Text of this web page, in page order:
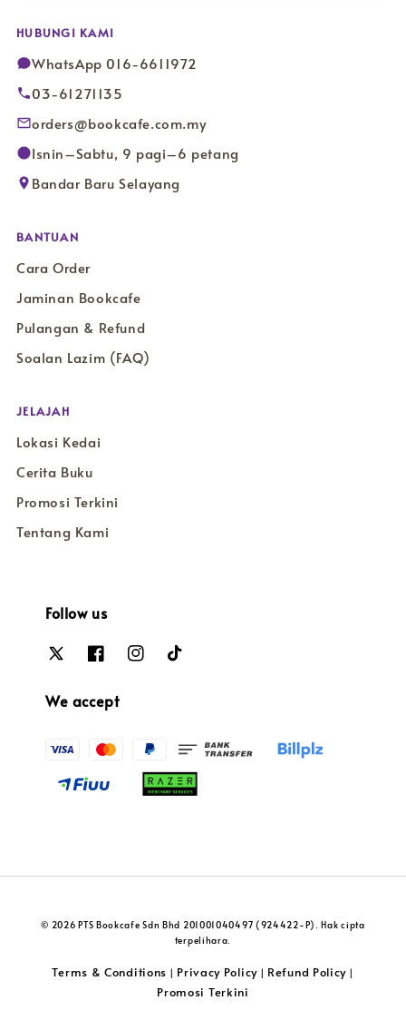
HUBUNGI KAMI
WhatsApp 016-6611972
03-61271135
orders@bookcafe.com.my
Isnin–Sabtu, 9 pagi–6 petang
Bandar Baru Selayang
BANTUAN
Cara Order
Jaminan Bookcafe
Pulangan & Refund
Soalan Lazim (FAQ)
JELAJAH
Lokasi Kedai
Cerita Buku
Promosi Terkini
Tentang Kami
Follow us
We accept
© 2026 PTS Bookcafe Sdn Bhd 201001040497 (924422-P). Hak cipta
terpelihara.
Terms & Conditions | Privacy Policy| Refund Policy |
Promosi Terkini